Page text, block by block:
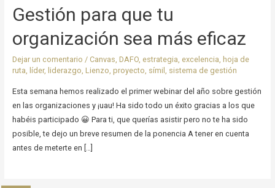
Gestión para que tu
organización sea más eficaz
Dejar un comentario / Canvas DAFO, estrategia excelencia hoja de
ruta
líder, liderazgo Lienzo proyecto símil sistema de gestión
Esta semana hemos realizado el primer webinar del año sobre gestión
en las organizaciones y ¡uau! Ha sido todo un éxito gracias a los que
habéis participado 😀 Para ti, que querías asistir pero no te ha sido
posible, te dejo un breve resumen de la ponencia A tener en cuenta
antes de meterte en […]